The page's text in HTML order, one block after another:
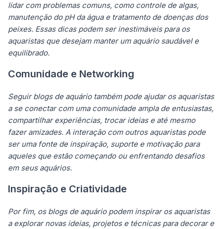
lidar com problemas comuns, como controle de algas,
manutenção do pH da água e tratamento de doenças dos
peixes. Essas dicas podem ser inestimáveis para os
aquaristas que desejam manter um aquário saudável e
equilibrado.
Comunidade e Networking
Seguir blogs de aquário também pode ajudar os aquaristas
a se conectar com uma comunidade ampla de entusiastas,
compartilhar experiências, trocar ideias e até mesmo
fazer amizades. A interação com outros aquaristas pode
ser uma fonte de inspiração, suporte e motivação para
aqueles que estão começando ou enfrentando desafios
em seus aquários.
Inspiração e Criatividade
Por fim, os blogs de aquário podem inspirar os aquaristas
a explorar novas ideias, projetos e técnicas para decorar e